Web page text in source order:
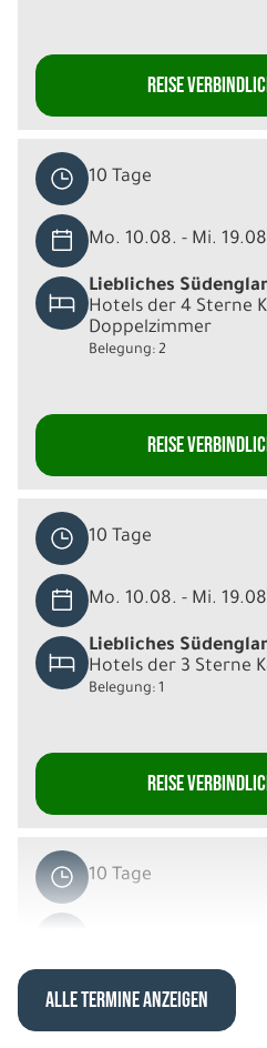
REISE
10 Tage
Mo. 10.08. - Mi.
Liebliches
Hotels der 4 Sterne
Doppelzimmer
Belegung: 2
REISE
10 Tage
Mo. 10.08. - Mi.
Liebliches
Hotels der 3 Sterne
Belegung: 1
REISE
10 Tage
Liebliches
Hotels der 4 Sterne
ALLE TERMINE ANZEIGEN